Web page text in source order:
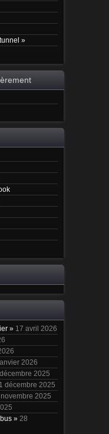
»
» 17 avril 2026
2026
2025
1 décembre 2025
2025
» 28